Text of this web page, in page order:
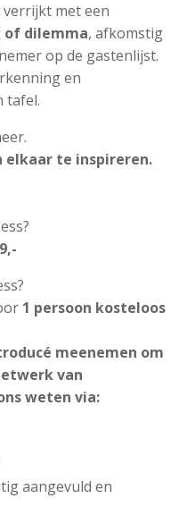
met een
of dilemma, afkomstig
op de gastenlijst.
en
tafel.
elkaar te inspireren.
1 persoon kosteloos
meenemen om
van
weten via:
aangevuld en